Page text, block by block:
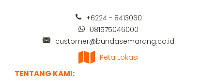
+6224 - 8413060
081575046000
customer@bundasemarang.co.id
Peta Lokasi
TENTANG KAMI: